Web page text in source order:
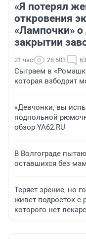
«Я потерял
откровения
«Лампочки» о
закрытии
21 час 28 603 63
Сыграем в
которая взбодрит
«Девчонки, вы
подпольной
обзор YA62.RU
В Волгограде
оставшихся без
Теряет зрение, но
живет подросток с
которого нет